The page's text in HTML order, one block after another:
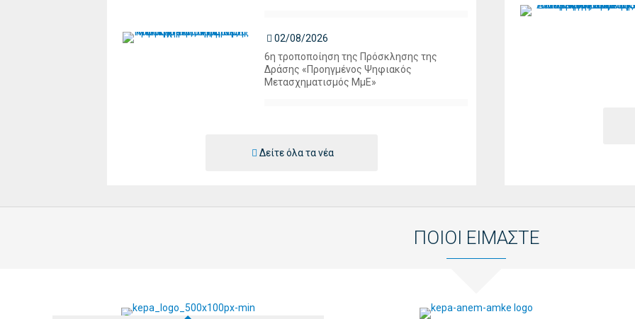
02/08/2026
6η τροποποίηση της Πρόσκλησης της
Δράσης «Προηγμένος Ψηφιακός
Μετασχηματισμός ΜμΕ»
Δείτε όλα τα νέα
ΠΟΙΟΙ ΕΙΜΑΣΤΕ